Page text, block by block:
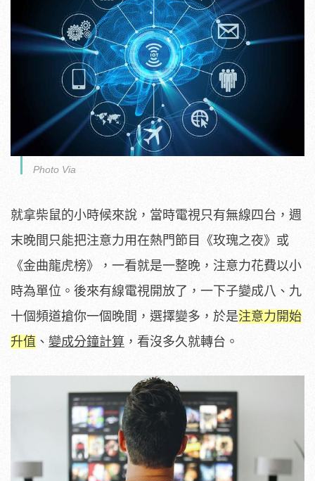
Photo Via
就拿柴鼠的小時候來說，當時電視只有無線四台，週
末晚間只能把注意力用在熱門節目《玫瑰之夜》或
《金曲龍虎榜》，一看就是一整晚，注意力花費以小
時為單位。後來有線電視開放了，一下子變成八、九
十個頻道搶你一個晚間，選擇變多，於是注意力開始
升值 、 變成分鐘計算 ，看沒多久就轉台。